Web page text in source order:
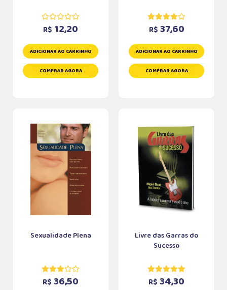
R$ 12,20
ADICIONAR AO CARRINHO
COMPRAR AGORA
R$ 37,60
ADICIONAR AO CARRINHO
COMPRAR AGORA
Sexualidade Plena
R$ 36,50
Livre das Garras do
Sucesso
R$ 34,30